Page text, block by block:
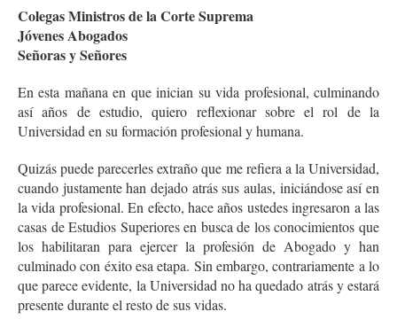
Colegas Ministros de la Corte Suprema
Jóvenes Abogados
Señoras y Señores
En esta mañana en que inician su vida profesional, culminando
así años de estudio, quiero reflexionar sobre el rol de la
Universidad en su formación profesional y humana.
Quizás puede parecerles extraño que me refiera a la Universidad,
cuando justamente han dejado atrás sus aulas, iniciándose así en
la vida profesional. En efecto, hace años ustedes ingresaron a las
casas de Estudios Superiores en busca de los conocimientos que
los habilitaran para ejercer la profesión de Abogado y han
culminado con éxito esa etapa. Sin embargo, contrariamente a lo
que parece evidente, la Universidad no ha quedado atrás y estará
presente durante el resto de sus vidas.